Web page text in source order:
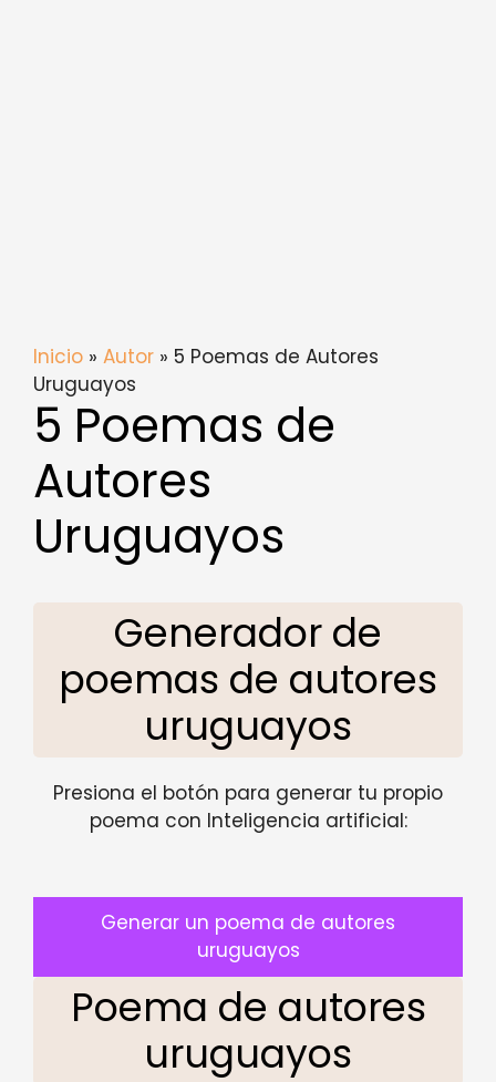
Inicio » Autor » 5 Poemas de Autores
Uruguayos
5 Poemas de
Autores
Uruguayos
Generador de
poemas de autores
uruguayos
Presiona el botón para generar tu propio
poema con Inteligencia artificial:
Generar un poema de autores
uruguayos
Poema de autores
uruguayos